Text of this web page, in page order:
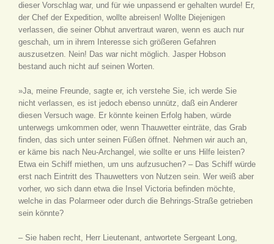
dieser Vorschlag war, und für wie unpassend er gehalten wurde! Er,
der Chef der Expedition, wollte abreisen! Wollte Diejenigen
verlassen, die seiner Obhut anvertraut waren, wenn es auch nur
geschah, um in ihrem Interesse sich größeren Gefahren
auszusetzen. Nein! Das war nicht möglich. Jasper Hobson
bestand auch nicht auf seinen Worten.
»Ja, meine Freunde, sagte er, ich verstehe Sie, ich werde Sie
nicht verlassen, es ist jedoch ebenso unnütz, daß ein Anderer
diesen Versuch wage. Er könnte keinen Erfolg haben, würde
unterwegs umkommen oder, wenn Thauwetter einträte, das Grab
finden, das sich unter seinen Füßen öffnet. Nehmen wir auch an,
er käme bis nach Neu-Archangel, wie sollte er uns Hilfe leisten?
Etwa ein Schiff miethen, um uns aufzusuchen? – Das Schiff würde
erst nach Eintritt des Thauwetters von Nutzen sein. Wer weiß aber
vorher, wo sich dann etwa die Insel Victoria befinden möchte,
welche in das Polarmeer oder durch die Behrings-Straße getrieben
sein könnte?
– Sie haben recht, Herr Lieutenant, antwortete Sergeant Long,